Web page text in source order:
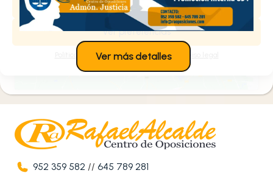
Denegar
Ver preferencias
Política de cookiesPolítica de privacidad
Política de cookies
Estoy de acuerdo
952 359 582 //645 789 281
Ver más detalles